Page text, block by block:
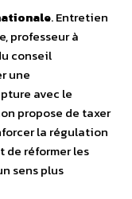
. Entretien
professeur à
conseil
une
avec le
propose de taxer
la régulation
de réformer les
sens plus